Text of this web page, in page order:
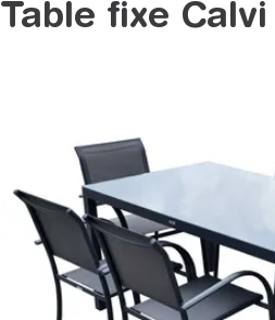
Table fixe Calvi